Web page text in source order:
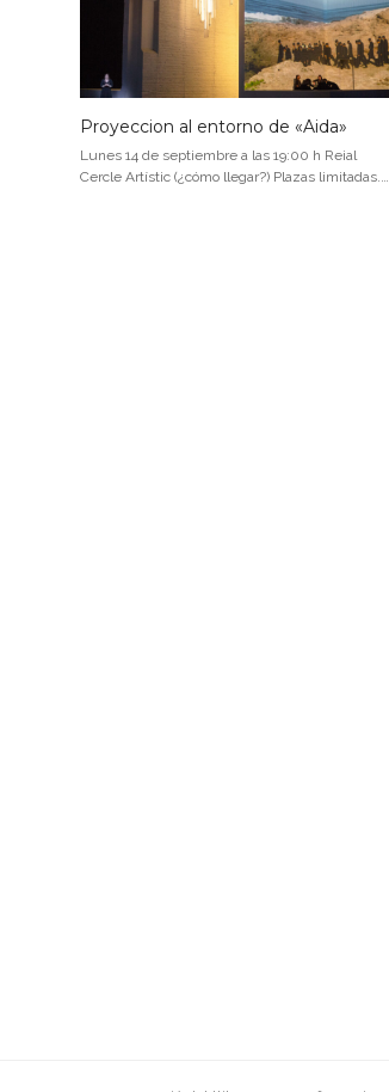
Proyeccion al entorno de «Aida»
Lunes 14 de septiembre a las 19:00 h Reial
Cercle Artístic (¿cómo llegar?) Plazas limitadas.…